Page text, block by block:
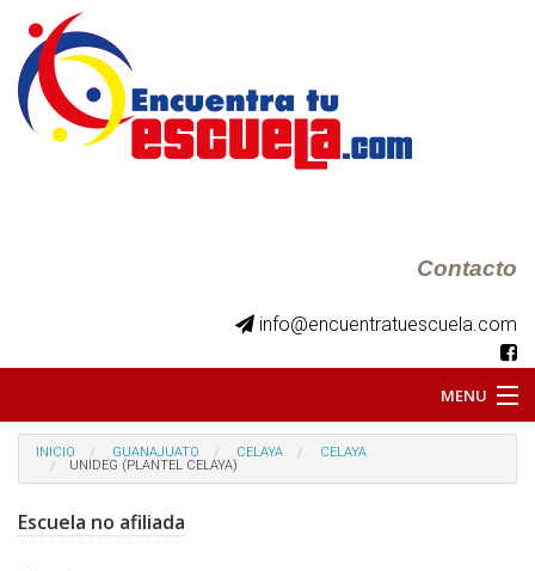
Contacto
info@encuentratuescuela.com
MENU
INICIO
INICIO GUANAJUATO CELAYA
CELAYA
UNIDEG (PLANTEL CELAYA)
Escuela no afiliada